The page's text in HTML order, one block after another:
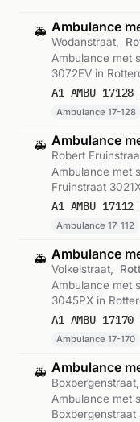
🚑 Ambulance
Wodanstraat,
Ambulance met
3072EV in
Ambulance 17-
Ambulance 17-128
🚑 Ambulance
Robert
Ambulance met
Fruinstraat
Ambulance 17-
Ambulance 17-112
🚑 Ambulance
Volkelstraat,
Ambulance met
3045PX in
Ambulance 17-
Ambulance 17-170
🚑 Ambulance
Boxbergenstraat,
Ambulance met
Boxbergenstraat